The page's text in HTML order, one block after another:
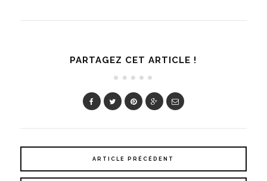
PARTAGEZ CET ARTICLE !
ARTICLE PRÉCÉDENT